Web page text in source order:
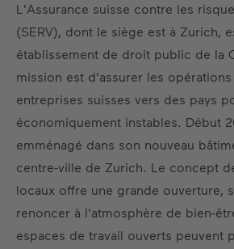
L'Assurance suisse contre les
(SERV), dont le siège est à Zurich,
établissement de droit public de la
mission est d'assurer les
entreprises suisses vers des pays
économiquement instables. Début
emménagé dans son nouveau
centre-ville de Zurich. Le concept
locaux offre une grande ouverture,
renoncer à l'atmosphère de bien-
espaces de travail ouverts peuvent